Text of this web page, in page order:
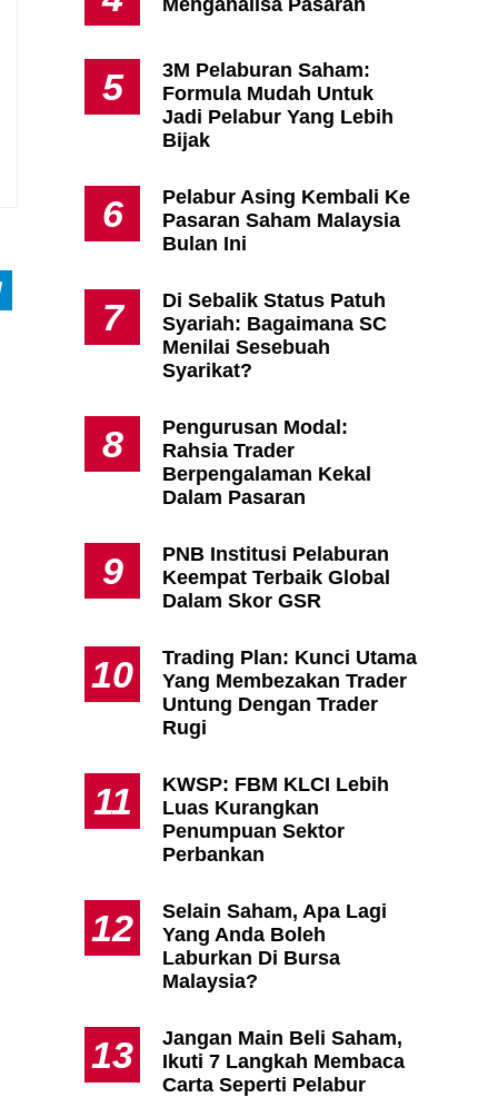
Menganalisa Pasaran
5
3M Pelaburan Saham:
Formula Mudah Untuk
Jadi Pelabur Yang Lebih
Bijak
6
Pelabur Asing Kembali Ke
Pasaran Saham Malaysia
Bulan Ini
7
Di Sebalik Status Patuh
Syariah: Bagaimana SC
Menilai Sesebuah
Syarikat?
8
Pengurusan Modal:
Rahsia Trader
Berpengalaman Kekal
Dalam Pasaran
9
PNB Institusi Pelaburan
Keempat Terbaik Global
Dalam Skor GSR
10
Trading Plan: Kunci Utama
Yang Membezakan Trader
Untung Dengan Trader
Rugi
11
KWSP: FBM KLCI Lebih
Luas Kurangkan
Penumpuan Sektor
Perbankan
12
Selain Saham, Apa Lagi
Yang Anda Boleh
Laburkan Di Bursa
Malaysia?
13
Jangan Main Beli Saham,
Ikuti 7 Langkah Membaca
Carta Seperti Pelabur